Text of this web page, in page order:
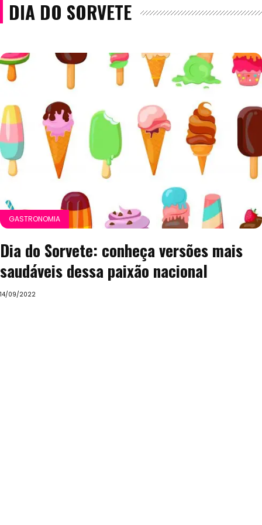
DIA DO SORVETE
GASTRONOMIA
Dia do Sorvete: conheça versões mais
saudáveis dessa paixão nacional
14/09/2022